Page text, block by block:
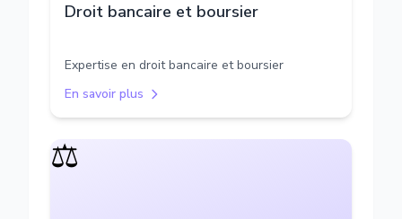
Droit bancaire et boursier
Expertise en droit bancaire et boursier
En savoir plus
⚖️